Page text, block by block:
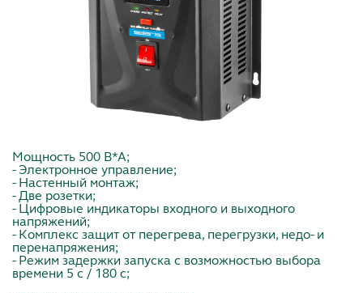
Мощность 500 В*А;
- Электронное управление;
- Настенный монтаж;
- Две розетки;
- Цифровые индикаторы входного и выходного
напряжений;
- Комплекс защит от перегрева, перегрузки, недо- и
перенапряжения;
- Режим задержки запуска с возможностью выбора
времени 5 с / 180 с;